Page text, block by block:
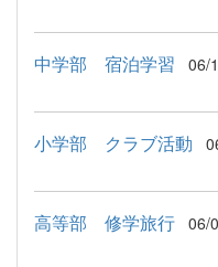
中学部 宿泊学習 06/
小学部 クラブ活動
高等部 修学旅行 06/